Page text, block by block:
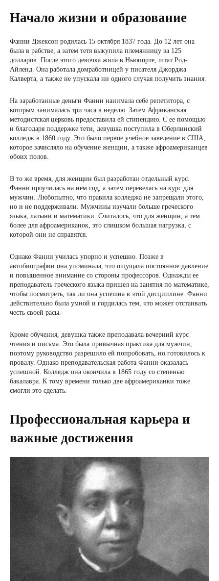
Начало жизни и образование
Фанни Джексон родилась 15 октября 1837 года. До 12 лет она
была в рабстве, а затем тетя выкупила племянницу за 125
долларов. После этого девочка жила в Ньюпорте, штат Род-
Айленд. Она работала домработницей у писателя Джорджа
Калверта, а также не упускала ни одного случая получить знания.
На заработанные деньги Фанни нанимала себе репетитора, с
которым занималась три часа в неделю. Затем Африканская
методистская церковь предоставила ей стипендию. С ее помощью
и благодаря поддержке тети, девушка поступила в Оберлинский
колледж в 1860 году. Это было первое учебное заведение в США,
которое зачисляло на обучение женщин, а также афроамериканцев
обоих полов.
В то же время, для женщин был разработан отдельный курс.
Фанни проучилась на нем год, а затем перевелась на курс для
мужчин. Любопытно, что правила колледжа не запрещали этого,
но и не поддерживали. Мужчины изучали больше греческого
языка, латыни и математики. Считалось, что для женщин, а тем
более для афроамериканок, это слишком большая нагрузка, с
которой они не справятся.
Однако Фанни училась упорно и успешно. Позже в
автобиографии она упоминала, что ощущала постоянное давление
и повышенное внимание со стороны профессоров. Однажды ее
преподаватель греческого языка пришел на занятия по математике,
чтобы посмотреть, так ли она успешна в этой дисциплине. Фанни
действительно была умной и гордилась тем, что может отстаивать
честь своей расы.
Кроме обучения, девушка также преподавала вечерний курс
чтения и письма. Это была привычная практика для мужчин,
поэтому руководство разрешило ей попробовать, но готовилось к
провалу. Однако преподавательская работа Фанни оказалась
успешной. Колледж она окончила в 1865 году со степенью
бакалавра. К тому времени только две афроамериканки тоже
смогли это сделать.
Профессиональная карьера и
важные достижения